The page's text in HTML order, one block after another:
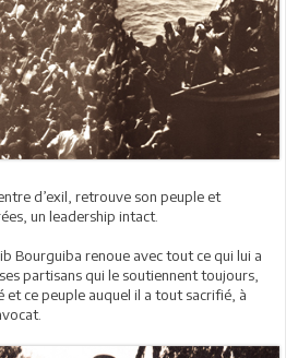
d’exil, retrouve son peuple et
un leadership intact.
Bourguiba renoue avec tout ce qui lui a
partisans qui le soutiennent toujours,
et ce peuple auquel il a tout sacrifié, à